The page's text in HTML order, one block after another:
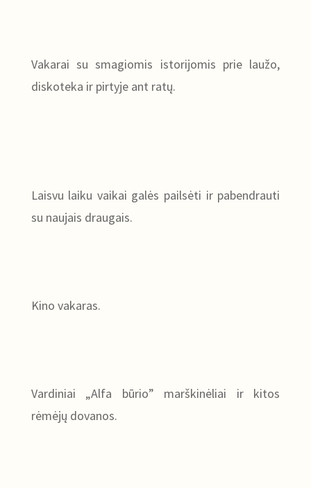
Vakarai su smagiomis istorijomis prie laužo,
diskoteka ir pirtyje ant ratų.
Laisvu laiku vaikai galės pailsėti ir pabendrauti
su naujais draugais.
Kino vakaras.
Vardiniai „Alfa būrio” marškinėliai ir kitos
rėmėjų dovanos.